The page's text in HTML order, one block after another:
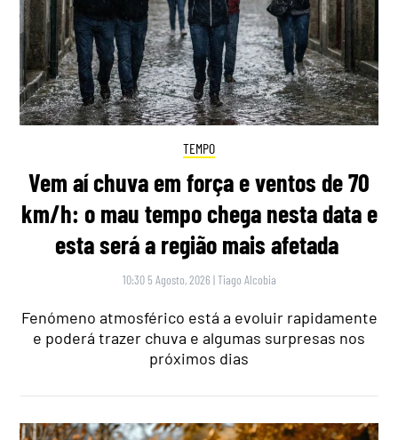
TEMPO
Vem aí chuva em força e ventos de 70
km/h: o mau tempo chega nesta data e
esta será a região mais afetada
10:30 5 Agosto, 2026 |Tiago Alcobia
Fenómeno atmosférico está a evoluir rapidamente
e poderá trazer chuva e algumas surpresas nos
próximos dias